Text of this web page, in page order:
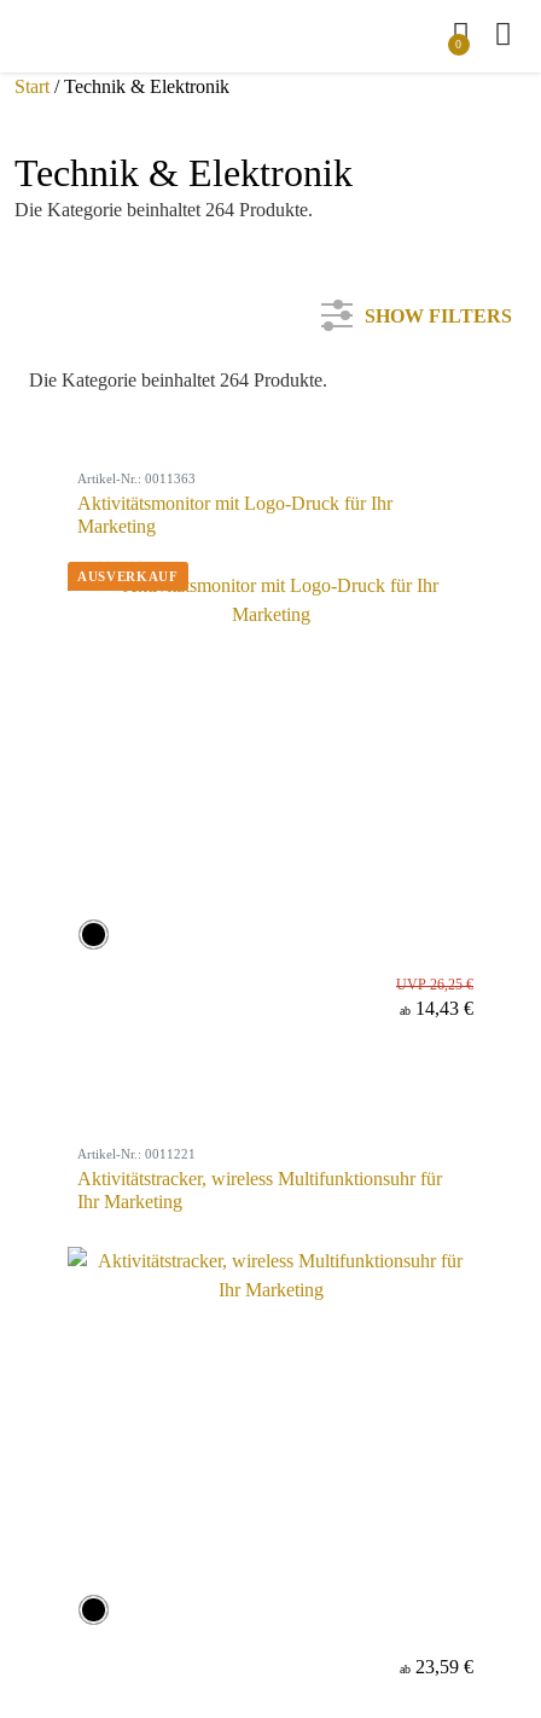
0
Start / Technik & Elektronik
Technik & Elektronik
Die Kategorie beinhaltet 264 Produkte.
SHOW FILTERS
Farbe
Werbeanbringung
Die Kategorie beinhaltet 264 Produkte.
Artikel-Nr.: 0011363
Aktivitätsmonitor mit Logo-Druck für Ihr
Marketing
UVP 26,25 €
ab 14,43 €
Artikel-Nr.: 0011221
Aktivitätstracker, wireless Multifunktionsuhr für
Ihr Marketing
ab 23,59 €